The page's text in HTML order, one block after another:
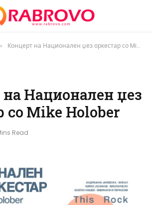
Концерт на Национален џез оркестар со Mike Holober
Национален џез
со Mike Holober
Read